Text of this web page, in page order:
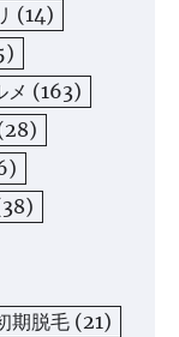
(14)
メ (163)
期脱毛 (21)